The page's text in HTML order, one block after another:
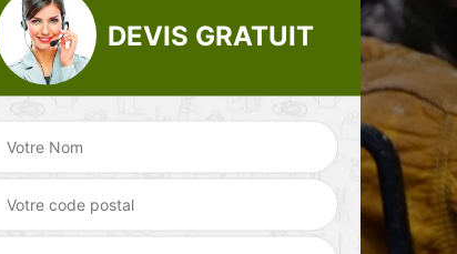
Entreprise de
jardinage 86
DEVIS GRATUIT